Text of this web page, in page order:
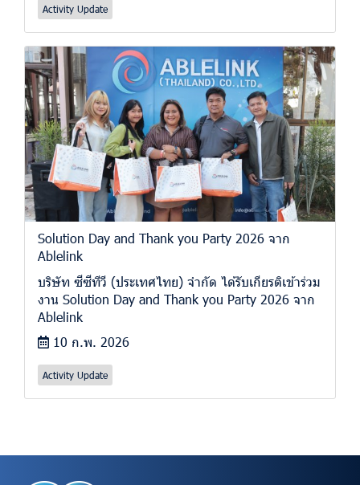
Activity Update
Solution Day and Thank you Party 2026 จาก
Ablelink
บริษัท ซีซีทีวี (ประเทศไทย) จำกัด ได้รับเกียรติเข้าร่วม
งาน Solution Day and Thank you Party 2026 จาก
Ablelink
10 ก.พ. 2026
Activity Update